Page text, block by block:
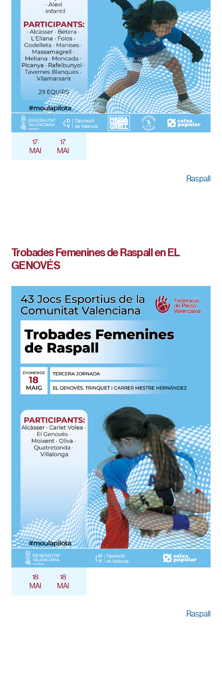
17
MAI
17
MAI
Raspall
Trobades Femenines de Raspall en EL
GENOVÉS
18
MAI
18
MAI
Raspall